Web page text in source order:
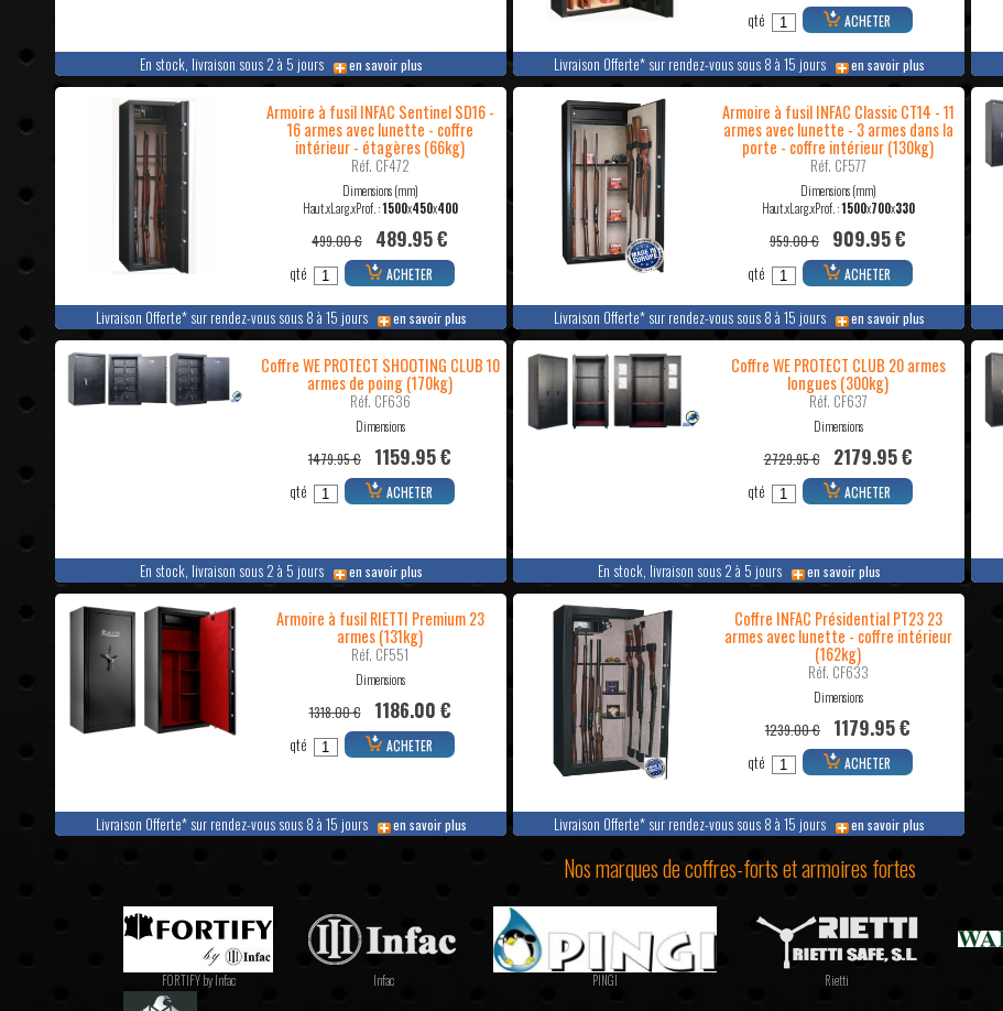
En stock, livraison sous 2 à 5 jours en savoir plus Livraison Offerte* sur rendez-vous sous 8 à 15 jours en savoir plus
qté ACHETER
Livraison Offerte* sur rendez-vous sous 8 à 15 jours en savoir plus
Armoire à fusil INFAC Sentinel SD16 -
16 armes avec lunette - coffre
intérieur - étagères (66kg)
Réf. CF472
Dimensions (mm)
Haut.xLarg.xProf. :1500x450x400
499.00 € 489.95 €
qté ACHETER
Livraison Offerte* sur rendez-vous sous 8 à 15 jours en savoir plus
Armoire à fusil INFAC Classic CT14 - 11
armes avec lunette - 3 armes dans la
porte - coffre intérieur (130kg)
Réf. CF577
Dimensions (mm)
Haut.xLarg.xProf. :1500x700x330
959.00 € 909.95 €
qté ACHETER
En stock, livraison sous 2 à 5 jours en savoir plus
Coffre WE PROTECT SHOOTING CLUB 10
armes de poing (170kg)
Réf. CF636
Dimensions
1479.95 € 1159.95 €
qté ACHETER
En stock, livraison sous 2 à 5 jours en savoir plus
Coffre WE PROTECT CLUB 20 armes
longues (300kg)
Réf. CF637
Dimensions
2729.95 € 2179.95 €
qté ACHETER
Livraison Offerte* sur rendez-vous sous 8 à 15 jours en savoir plus
Armoire à fusil RIETTI Premium 23
armes (131kg)
Réf. CF551
Dimensions
1318.00 € 1186.00 €
qté ACHETER
Livraison Offerte* sur rendez-vous sous 8 à 15 jours en savoir plus
Coffre INFAC Présidential PT23 23
armes avec lunette - coffre intérieur
(162kg)
Réf. CF633
Dimensions
1239.00 € 1179.95 €
qté ACHETER
Nos marques de coffres-forts et armoires fortes
FORTIFY by Infac Infac PINGI Rietti